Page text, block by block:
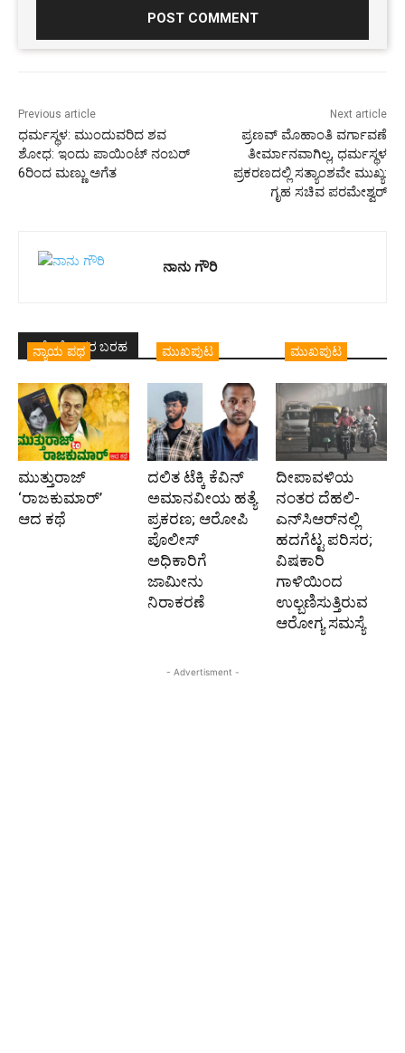
Previous article
ಧರ್ಮಸ್ಥಳ: ಮುಂದುವರಿದ ಶವ
ಶೋಧ: ಇಂದು ಪಾಯಿಂಟ್ ನಂಬರ್
6ರಿಂದ ಮಣ್ಣು ಅಗೆತ
Next article
ಪ್ರಣವ್ ಮೊಹಾಂತಿ ವರ್ಗಾವಣೆ
ತೀರ್ಮಾನವಾಗಿಲ್ಲ, ಧರ್ಮಸ್ಥಳ
ಪ್ರಕರಣದಲ್ಲಿ ಸತ್ಯಾಂಶವೇ ಮುಖ್ಯ:
ಗೃಹ ಸಚಿವ ಪರಮೇಶ್ವರ್
ನಾನು ಗೌರಿ
ಇದೇ ಲೇಖಕರ ಬರಹ
ನ್ಯಾಯ ಪಥ
ಮುತ್ತುರಾಜ್
‘ರಾಜಕುಮಾರ್‍’
ಆದ ಕಥೆ
ಮುಖಪುಟ
ದಲಿತ ಟೆಕ್ಕಿ ಕೆವಿನ್
ಅಮಾನವೀಯ ಹತ್ಯೆ
ಪ್ರಕರಣ; ಆರೋಪಿ
ಪೊಲೀಸ್‌
ಅಧಿಕಾರಿಗೆ
ಜಾಮೀನು
ನಿರಾಕರಣೆ
ಮುಖಪುಟ
ದೀಪಾವಳಿಯ
ನಂತರ ದೆಹಲಿ-
ಎನ್‌ಸಿಆರ್‌ನಲ್ಲಿ
ಹದಗೆಟ್ಟ ಪರಿಸರ;
ವಿಷಕಾರಿ
ಗಾಳಿಯಿಂದ
ಉಲ್ಬಣಿಸುತ್ತಿರುವ
ಆರೋಗ್ಯ ಸಮಸ್ಯೆ
- Advertisment -